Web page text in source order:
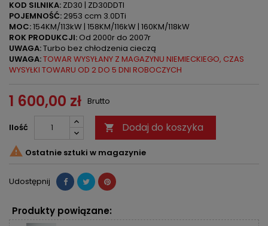
KOD SILNIKA: ZD30 | ZD30DDTI
POJEMNOŚĆ: 2953 ccm 3.0DTi
MOC:154KM/113kW | 158KM/116kW | 160KM/118kW
ROK PRODUKCJI: Od 2000r do 2007r
UWAGA:Turbo bez chłodzenia cieczą
UWAGA:TOWAR WYSYŁANY Z MAGAZYNU NIEMIECKIEGO, CZAS
WYSYŁKI TOWARU OD 2 DO 5 DNI ROBOCZYCH
1 600,00 zł Brutto
Ilość  Dodaj do koszyka
 Ostatnie sztuki w magazynie
Udostępnij
Produkty powiązane: